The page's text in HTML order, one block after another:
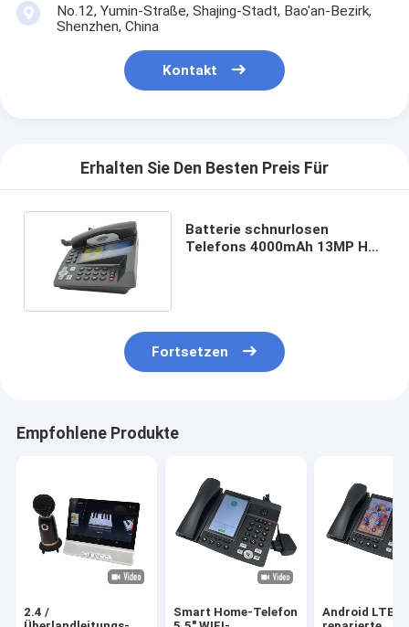
No.12, Yumin-Straße, Shajing-Stadt, Bao'an-Bezirk,
Shenzhen, China
Kontakt
Erhalten Sie Den Besten Preis Für
Batterie schnurlosen
Telefons 4000mAh 13MP HD
Fortsetzen
Empfohlene Produkte
2.4 /
Smart Home-Telefon
Android LTE